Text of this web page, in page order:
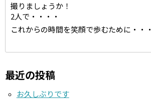
撮りましょうか！
2人で・・・・
これからの時間を笑顔で歩むために・・・
最近の投稿
お久しぶりです